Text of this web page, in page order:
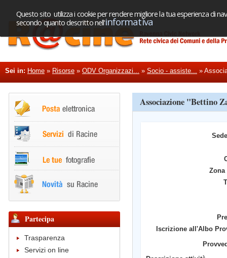
Questo sito utilizza i cookie per rendere migliore la tua esperienza di
secondo quanto descritto nell'informativa
Sei in: Home » Risorse » ODV Organizzazi... » Socio - assiste... »
Partecipa
Trasparenza
Servizi on line
Associazione "Bettino
Zona
Iscrizione all'Albo